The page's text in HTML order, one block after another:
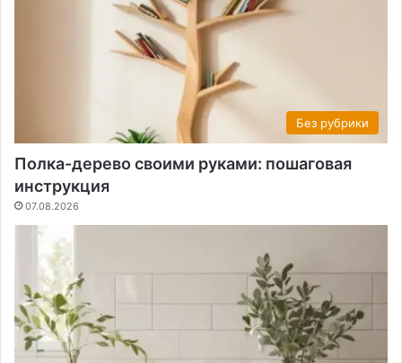
Без рубрики
Полка-дерево своими руками: пошаговая
инструкция
07.08.2026